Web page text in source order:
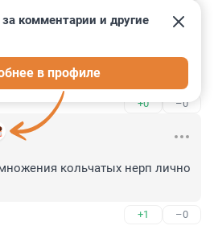
–0
+0 –0
комментарии и другие
в профиле
кольчатых нерп лично
+1 –0